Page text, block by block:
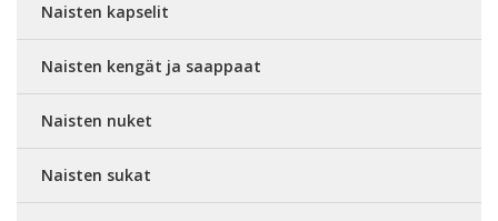
Naisten kapselit
Naisten kengät ja saappaat
Naisten nuket
Naisten sukat